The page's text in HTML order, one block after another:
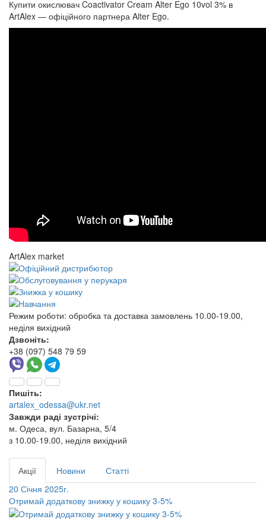
Купити окислювач Coactivator Cream Alter Ego 10vol 3% в
ArtAlex — офіційного партнера Alter Ego.
ArtAlex market
Режим роботи: обробка та доставка замовлень 10.00-19.00,
неділя вихідний
Дзвоніть:
+38 (097) 548 79 59
Пишіть:
artalex_odessa@ukr.net
Завжди раді зустрічі:
м. Одеса, вул. Базарна, 5/4
з 10.00-19.00, неділя вихідний
Акції Новини
Статті
20 Січня 2025г.
Отримай додаткову знижку у кошику 3-5%